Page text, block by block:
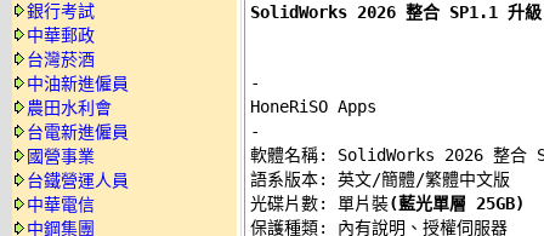
銀行考試
中華郵政
台灣菸酒
中油新進僱員
農田水利會
台電新進僱員
國營事業
台鐵營運人員
中華電信
中鋼集團
SolidWorks 2026 整合 SP1.1 升級
-
-
軟體名稱: SolidWorks 2026 整合
語系版本: 英文/簡體/繁體中文版
光碟片數: 單片裝(藍光單層 25GB)
保護種類: 內有說明、授權伺服器